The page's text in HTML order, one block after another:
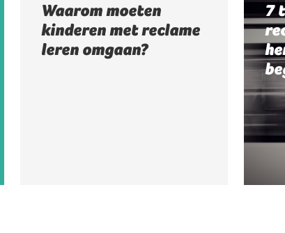
Waarom moeten
kinderen met reclame
leren omgaan?
7